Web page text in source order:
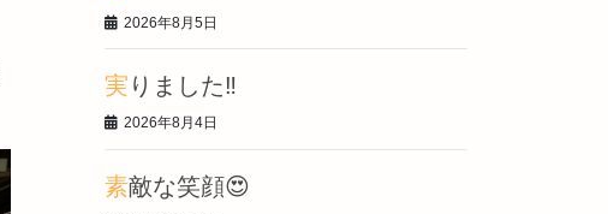
2026年8月5日
実りました‼️
2026年8月4日
素敵な笑顔😍